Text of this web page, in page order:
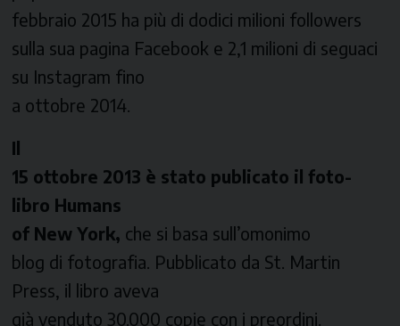
febbraio 2015 ha più di dodici milioni followers
sulla sua pagina Facebook e 2,1 milioni di seguaci
su Instagram fino
a ottobre 2014.
Il
15 ottobre 2013 è stato publicato il foto-
libro Humans
of New York, che si basa sull’omonimo
blog di fotografia. Pubblicato da St. Martin
Press, il libro aveva
già venduto 30.000 copie con i preordini.